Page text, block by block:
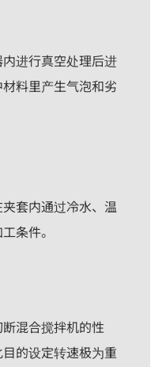
进行真空处理后进
料里产生气泡和劣
套内通过冷水、温
条件。
混合搅拌机的性
的设定转速极为重